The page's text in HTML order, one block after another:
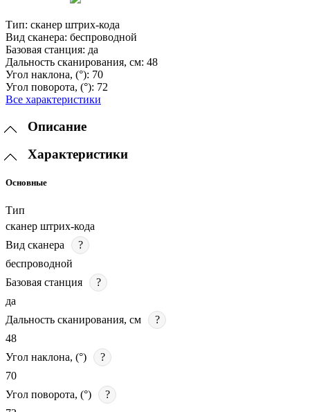
Тип: сканер штрих-кода
Вид сканера: беспроводной
Базовая станция: да
Дальность сканирования, см: 48
Угол наклона, (°): 70
Угол поворота, (°): 72
Все характеристики
Описание
Характеристики
Основные
Тип
сканер штрих-кода
Вид сканера
?
беспроводной
Базовая станция
?
да
Дальность сканирования, см
?
48
Угол наклона, (°)
?
70
Угол поворота, (°)
?